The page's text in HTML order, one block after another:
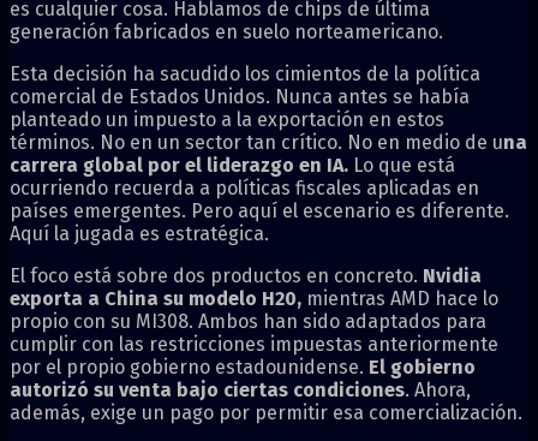
es cualquier cosa. Hablamos de chips de última
generación fabricados en suelo norteamericano.
Esta decisión ha sacudido los cimientos de la política
comercial de Estados Unidos. Nunca antes se había
planteado un impuesto a la exportación en estos
términos. No en un sector tan crítico. No en medio de una
carrera global por el liderazgo en IA. Lo que está
ocurriendo recuerda a políticas fiscales aplicadas en
países emergentes. Pero aquí el escenario es diferente.
Aquí la jugada es estratégica.
El foco está sobre dos productos en concreto. Nvidia
exporta a China su modelo H20, mientras AMD hace lo
propio con su MI308. Ambos han sido adaptados para
cumplir con las restricciones impuestas anteriormente
por el propio gobierno estadounidense. El gobierno
autorizó su venta bajo ciertas condiciones. Ahora,
además, exige un pago por permitir esa comercialización.